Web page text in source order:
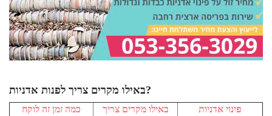
באילו מקרים צריך לפנות אדניות?
פינוי אדניות
באילו מקרים צריך
כמה זמן זה לוקח